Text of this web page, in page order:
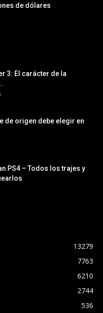
de dólares
3: El carácter de la
de origen debe elegir en
PS4 – Todos los trajes y
13279
7763
6210
2744
536